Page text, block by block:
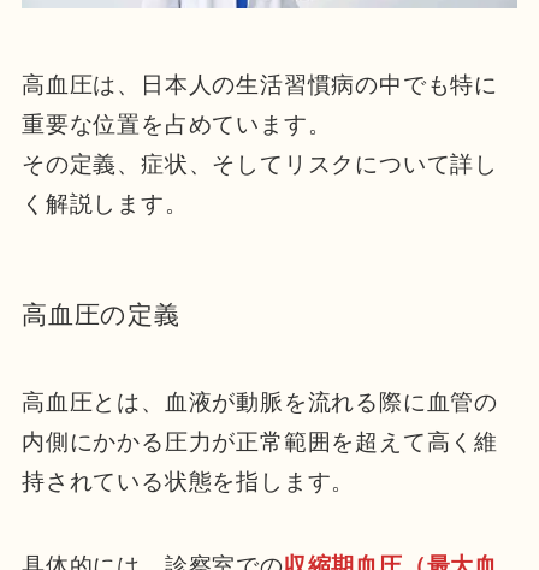
高血圧は、日本人の生活習慣病の中でも特に
重要な位置を占めています。
その定義、症状、そしてリスクについて詳し
く解説します。
高血圧の定義
高血圧とは、血液が動脈を流れる際に血管の
内側にかかる圧力が正常範囲を超えて高く維
持されている状態を指します。